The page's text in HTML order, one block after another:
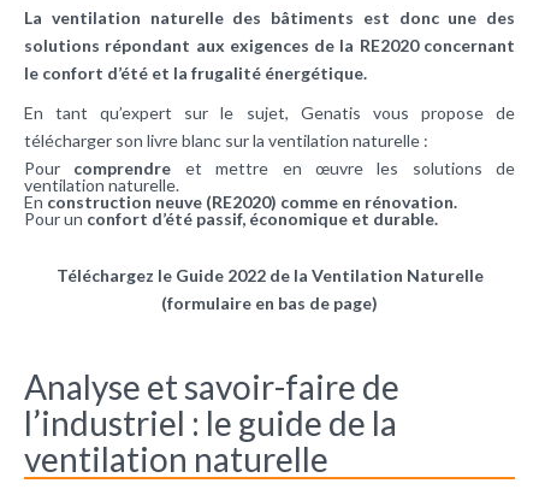
La ventilation naturelle des bâtiments est donc une des
solutions répondant aux exigences de la RE2020 concernant
le confort d’été et la frugalité énergétique.
En tant qu’expert sur le sujet, Genatis vous propose de
télécharger son livre blanc sur la ventilation naturelle :
Pour comprendre et mettre en œuvre les solutions de
ventilation naturelle.
En construction neuve (RE2020) comme en rénovation.
Pour un confort d’été passif, économique et durable.
Téléchargez le Guide 2022 de la Ventilation Naturelle
(formulaire en bas de page)
Analyse et savoir-faire de
l’industriel : le guide de la
ventilation naturelle